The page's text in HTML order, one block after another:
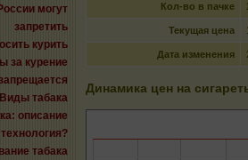
могут
запретить
курить
за курение
Виды табака
описание
табака
Кол-во в пачке
Текущая цена
Дата изменения
Динамика цен на